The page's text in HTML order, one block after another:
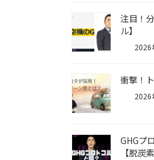
注目！
ル】
2026
衝撃！
2026
GHGプ
【脱炭